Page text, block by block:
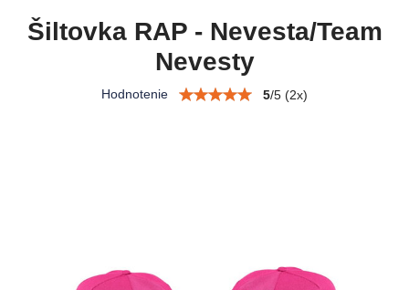
Šiltovka RAP - Nevesta/Team
Nevesty
Hodnotenie 5/5 (2x)